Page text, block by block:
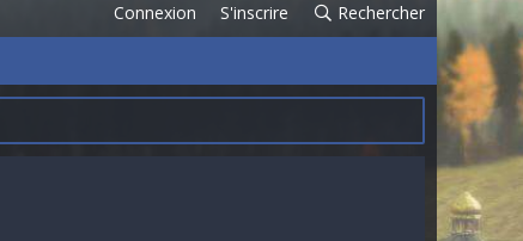
Connexion S'inscrire Rechercher